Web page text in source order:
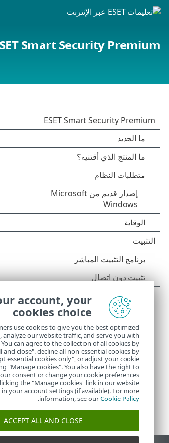
Smart Security Premium
account, your
cookies choice
use cookies to give you the best optimized
analyze our website traffic, and serve you with
can agree to the collection of all cookies by
and close", decline all non-essential cookies by
essential cookies only", or adjust your cookie
"Manage cookies". You also have the right to
consent or change your cookie preferences
the "Manage cookies" link in our website
your account settings (if available). For more
information, see ourCookie Policy
.
ACCEPT ALL AND CLOSE